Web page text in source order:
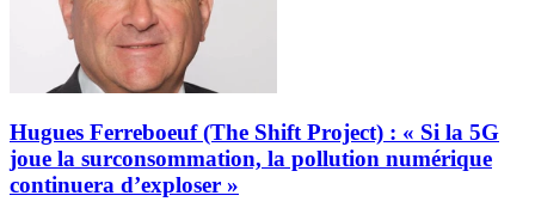
Hugues Ferreboeuf (The Shift Project) : « Si la 5G
joue la surconsommation, la pollution numérique
continuera d’exploser »